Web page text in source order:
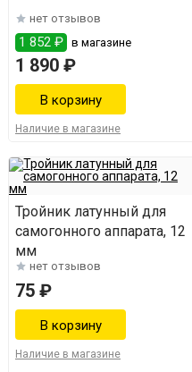
нет отзывов
1 852 ₽ в магазине
1 890 ₽
Наличие в магазине
Тройник латунный для
самогонного аппарата, 12
мм
нет отзывов
75 ₽
Наличие в магазине